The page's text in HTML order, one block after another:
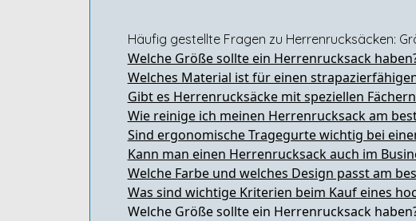
Häufig gestellte Fragen zu Herrenrucksäcken:
Welche Größe sollte ein Herrenrucksack
Welches Material ist für einen
Gibt es Herrenrucksäcke mit speziellen
Wie reinige ich meinen Herrenrucksack am
Sind ergonomische Tragegurte wichtig bei
Kann man einen Herrenrucksack auch im
Welche Farbe und welches Design passt am
Was sind wichtige Kriterien beim Kauf eines
Welche Größe sollte ein Herrenrucksack